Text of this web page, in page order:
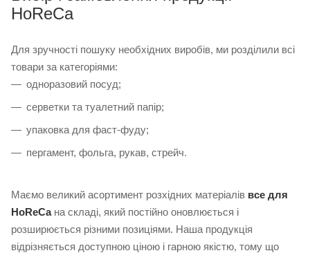
HoReCa
Для зручності пошуку необхідних виробів, ми розділили всі
товари за категоріями:
одноразовий посуд;
серветки та туалетний папір;
упаковка для фаст-фуду;
пергамент, фольга, рукав, стрейч.
Маємо великий асортимент розхідних матеріалів все для
HoReCaна складі, який постійно оновлюється і
розширюється різними позиціями. Наша продукція
відрізняється доступною ціною і гарною якістю, тому що